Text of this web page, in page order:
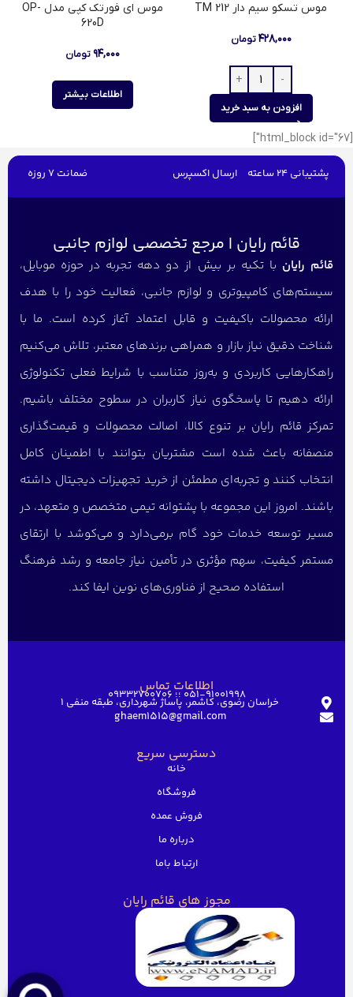
موس تسکو سیم دار TM 212
۴۲۸,۰۰۰ تومان
افزودن به سبد خرید
موس ای فورتک کپی مدل OP-
620D
۹۴,۰۰۰ تومان
اطلاعات بیشتر
[html_block id="67"]
پشتیبانی 24 ساعته ارسال اکسپرس ضمانت 7 روزه
قائم رایان | مرجع تخصصی لوازم جانبی
قائم رایان با تکیه بر بیش از دو دهه تجربه در حوزه موبایل،
سیستم‌های کامپیوتری و لوازم جانبی، فعالیت خود را با هدف
ارائه محصولات باکیفیت و قابل اعتماد آغاز کرده است. ما با
شناخت دقیق نیاز بازار و همراهی برندهای معتبر، تلاش می‌کنیم
راهکارهایی کاربردی و به‌روز متناسب با شرایط فعلی تکنولوژی
ارائه دهیم تا پاسخگوی نیاز کاربران در سطوح مختلف باشیم.
تمرکز قائم رایان بر تنوع کالا، اصالت محصولات و قیمت‌گذاری
منصفانه باعث شده است مشتریان بتوانند با اطمینان کامل
انتخاب کنند و تجربه‌ای مطمئن از خرید تجهیزات دیجیتال داشته
باشند. امروز این مجموعه با پشتوانه تیمی متخصص و متعهد، در
مسیر توسعه خدمات خود گام برمی‌دارد و می‌کوشد با ارتقای
مستمر کیفیت، سهم مؤثری در تأمین نیاز جامعه و رشد فرهنگ
استفاده صحیح از فناوری‌های نوین ایفا کند.
اطلاعات تماس051-91001998 ؛؛ 09332700706
خراسان رضوی، کاشمر، پاساژ شهرداری، طبقه منفی ۱
ghaem1515@gmail.com
دسترسی سریع
خانه
فروشگاه
فروش عمده
درباره ما
ارتباط باما
مجوز های قائم رایان